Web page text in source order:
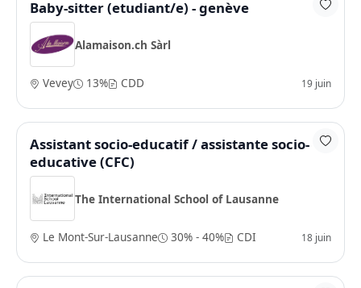
Baby-sitter (etudiant/e) - genève
Alamaison.ch Sàrl
Vevey 13% CDD 19 juin
Assistant socio-educatif / assistante socio-
educative (CFC)
The International School of Lausanne
Le Mont-Sur-Lausanne 30% - 40% CDI 18 juin